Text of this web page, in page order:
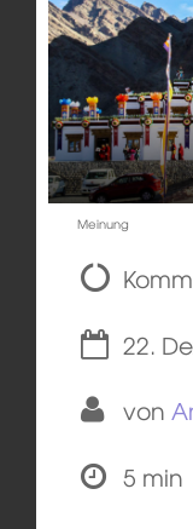
Meinung
22.
von
5 min